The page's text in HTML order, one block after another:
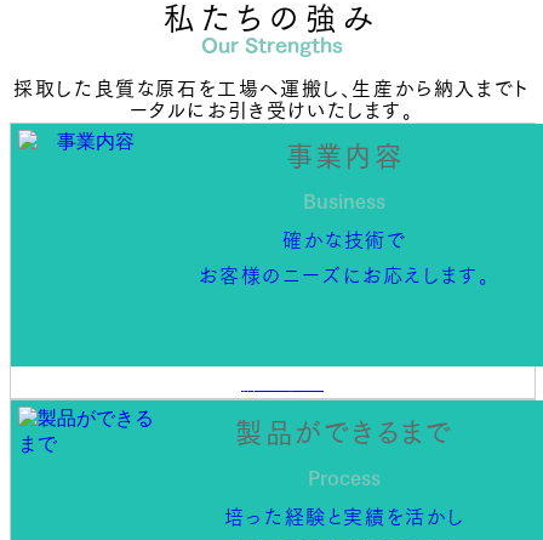
私たちの強み
Our Strengths
採取した良質な原石を工場へ運搬し、生産から納入までト
ータルにお引き受けいたします。
事業内容
Business
確かな技術で
お客様のニーズにお応えします。
製品ができるまで
Process
培った経験と実績を活かし